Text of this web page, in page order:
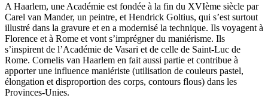
A Haarlem, une Académie est fondée à la fin du XVIème siècle par
Carel van Mander, un peintre, et Hendrick Goltius, qui s’est surtout
illustré dans la gravure et en a modernisé la technique. Ils voyagent à
Florence et à Rome et vont s’imprégner du maniérisme. Ils
s’inspirent de l’Académie de Vasari et de celle de Saint-Luc de
Rome. Cornelis van Haarlem en fait aussi partie et contribue à
apporter une influence maniériste (utilisation de couleurs pastel,
élongation et disproportion des corps, contours flous) dans les
Provinces-Unies.